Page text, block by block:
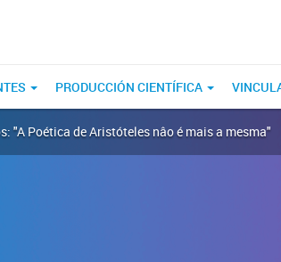
PRODUCCIÓN CIENTÍFICA
"A Poética de Aristóteles nâo é mais a mesma"